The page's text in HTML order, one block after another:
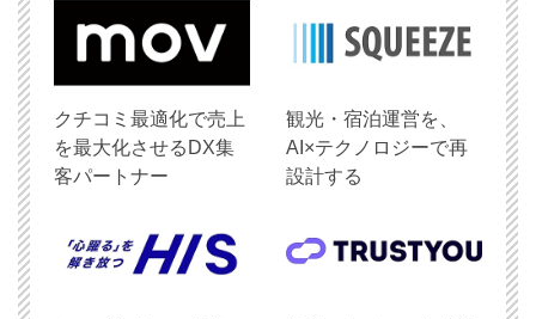
クチコミ最適化で売上
を最大化させるDX集
客パートナー
観光・宿泊運営を、
AI×テクノロジーで再
設計する